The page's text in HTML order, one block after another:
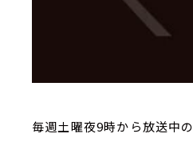
毎週土曜夜9時から放送中の